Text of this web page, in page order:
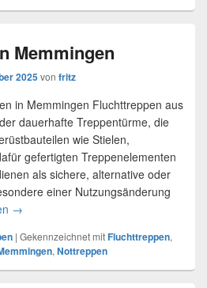
Memmingen
2025von fritz
in Memmingen Fluchttreppen aus
dauerhafte Treppentürme, die
wie Stielen,
gefertigten Treppenelementen
als sichere, alternative oder
einer Nutzungsänderung
Fluchttreppen in Memmingen
→
| Gekennzeichnet mitFluchttreppen,
, Nottreppen